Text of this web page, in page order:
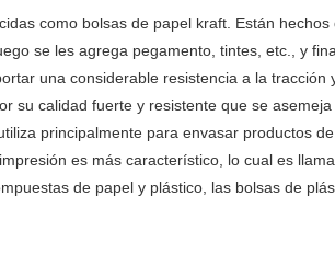
como bolsas de papel kraft. Están
se les agrega pegamento, tintes, etc., y
una considerable resistencia a la tracción
calidad fuerte y resistente que se asemeja
principalmente para envasar productos
es más característico, lo cual es
de papel y plástico, las bolsas de